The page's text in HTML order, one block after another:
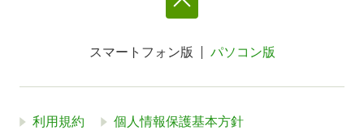
スマートフォン版 パソコン版
利用規約 個人情報保護基本方針